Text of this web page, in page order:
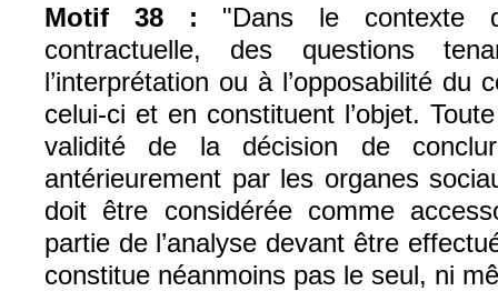
Motif 38 :
"Dans le contexte
contractuelle, des questions
l’interprétation ou à l’opposabilité
celui-ci et en constituent l’objet.
validité de la décision de
antérieurement par les organes
doit être considérée comme
partie de l’analyse devant être
constitue néanmoins pas le seul, ni